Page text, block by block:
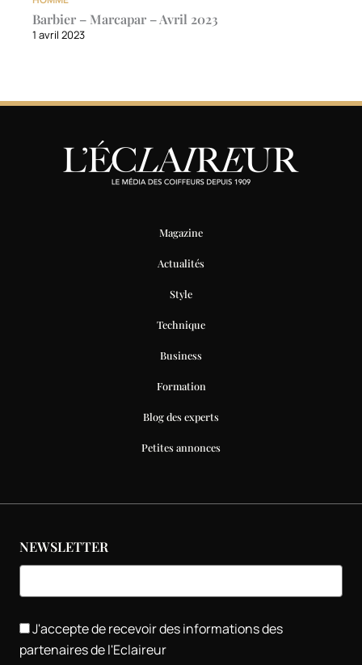
Barbier – Marcapar – Avril 2023
1 avril 2023
Magazine
Actualités
Style
Technique
Business
Formation
Blog des experts
Petites annonces
NEWSLETTER
J'accepte de recevoir des informations des
partenaires de l'Eclaireur